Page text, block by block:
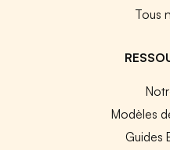
Tous
Modèles
Guides